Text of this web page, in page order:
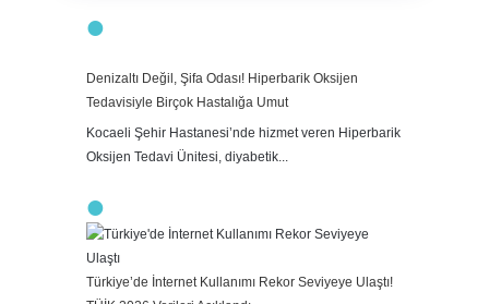
Denizaltı Değil, Şifa Odası! Hiperbarik Oksijen
Tedavisiyle Birçok Hastalığa Umut
Kocaeli Şehir Hastanesi’nde hizmet veren Hiperbarik
Oksijen Tedavi Ünitesi, diyabetik...
Türkiye’de İnternet Kullanımı Rekor Seviyeye Ulaştı!